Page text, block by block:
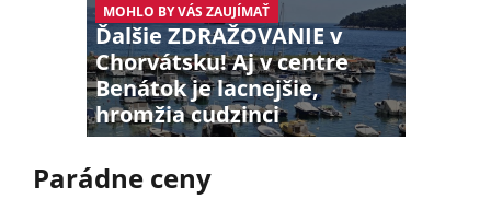
MOHLO BY VÁS ZAUJÍMAŤ
Ďalšie ZDRAŽOVANIE v
Chorvátsku! Aj v centre
Benátok je lacnejšie,
hromžia cudzinci
Parádne ceny